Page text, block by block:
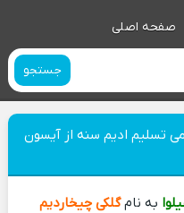
صفحه اصلی
جستجو
تسلیم ادیم سنه از آیسون
به نامگلکی چیخاردیم